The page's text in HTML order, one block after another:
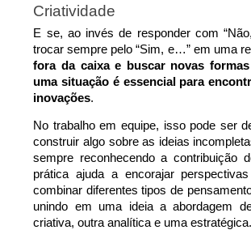
Criatividade
E se, ao invés de responder com
trocar sempre pelo “Sim, e…” em uma
fora da caixa e buscar novas
uma situação é essencial para
inovações.
No trabalho em equipe, isso pode ser
construir algo sobre as ideias
sempre reconhecendo a contribuição
prática ajuda a encorajar
combinar diferentes tipos de
unindo em uma ideia a abordagem
criativa, outra analítica e uma estratégica.